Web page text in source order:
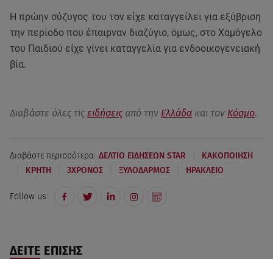
Η πρώην σύζυγος του τον είχε καταγγείλει για εξύβριση
την περίοδο που έπαιρναν διαζύγιο, όμως, στο Χαμόγελο
του Παιδιού είχε γίνει καταγγελία για ενδοοικογενειακή
βία.
Διαβάστε όλες τις ειδήσεις από την Ελλάδα και τον Κόσμο.
Διαβάστε περισσότερα: ΔΕΛΤΙΟ ΕΙΔΗΣΕΩΝ STAR ΚΑΚΟΠΟΙΗΣΗ
ΚΡΗΤΗ 3ΧΡΟΝΟΣ ΞΥΛΟΔΑΡΜΟΣ ΗΡΑΚΛΕΙΟ
Follow us:
ΔΕΙΤΕ ΕΠΙΣΗΣ